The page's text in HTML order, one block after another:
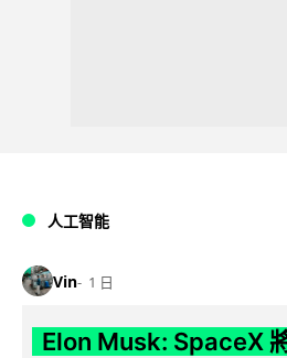
人工智能
Vin 1 日
Elon Musk: SpaceX